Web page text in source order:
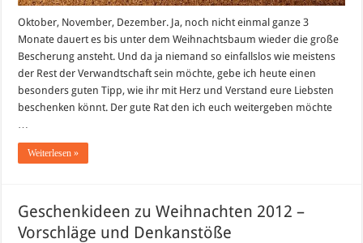
Oktober, November, Dezember. Ja, noch nicht einmal ganze 3
Monate dauert es bis unter dem Weihnachtsbaum wieder die große
Bescherung ansteht. Und da ja niemand so einfallslos wie meistens
der Rest der Verwandtschaft sein möchte, gebe ich heute einen
besonders guten Tipp, wie ihr mit Herz und Verstand eure Liebsten
beschenken könnt. Der gute Rat den ich euch weitergeben möchte
Weiterlesen »
Geschenkideen zu Weihnachten 2012 –
Vorschläge und Denkanstöße